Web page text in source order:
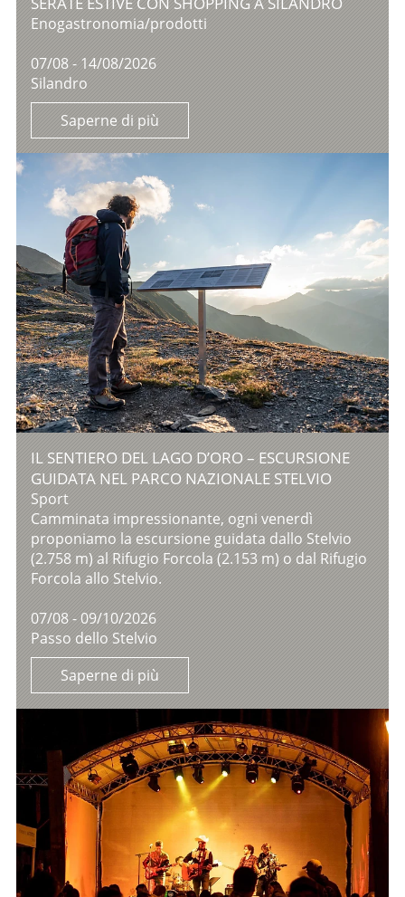
Enogastronomia/prodotti
07/08 - 14/08/2026
Silandro
Saperne di più
IL SENTIERO DEL LAGO D’ORO – ESCURSIONE
GUIDATA NEL PARCO NAZIONALE STELVIO
Sport
Camminata impressionante, ogni venerdì
proponiamo la escursione guidata dallo Stelvio
(2.758 m) al Rifugio Forcola (2.153 m) o dal Rifugio
Forcola allo Stelvio.
07/08 - 09/10/2026
Passo dello Stelvio
Saperne di più